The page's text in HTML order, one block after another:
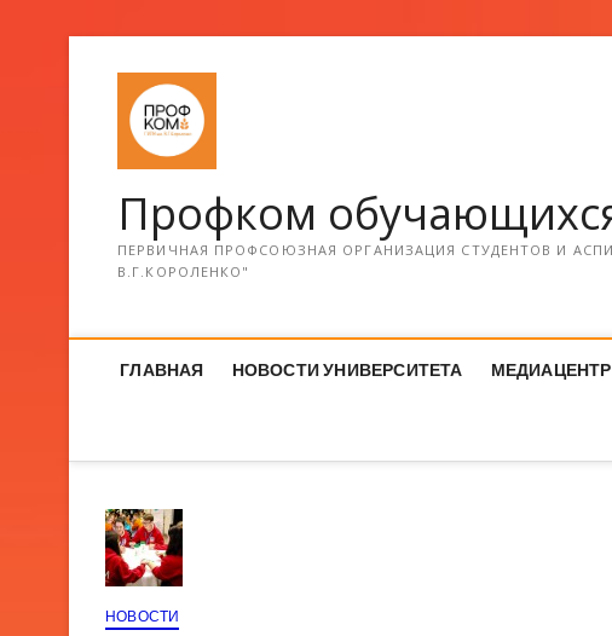
Профком
ПЕРВИЧНАЯ ПРОФСОЮЗНАЯ ОРГАНИЗАЦИЯ СТУДЕНТОВ И
В.Г.КОРОЛЕНКО"
ГЛАВНАЯ НОВОСТИ УНИВЕРСИТЕТА
НОВОСТИ